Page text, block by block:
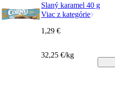
Slaný karamel 40 g
Viac z kategórie
1,29 €
32,25 €/kg